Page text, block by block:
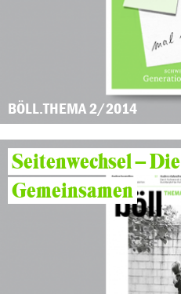
BÖLL.THEMA 2/2014
Seitenwechsel –
Gemeinsamen